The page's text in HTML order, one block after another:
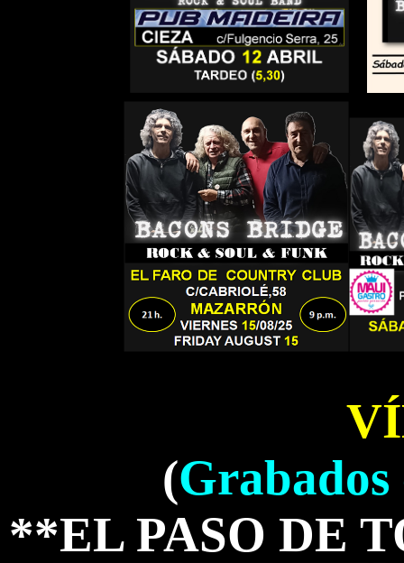
(
**EL PASO DE